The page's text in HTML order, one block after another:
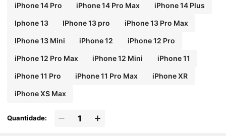
iPhone 14 Pro iPhone 14 Pro Max iPhone 14 Plus
Iphone 13 IPhone 13 pro iPhone 13 Pro Max
IPhone 13 Mini iPhone 12 iPhone 12 Pro
iPhone 12 Pro Max iPhone 12 Mini iPhone 11
iPhone 11 Pro iPhone 11 Pro Max iPhone XR
iPhone XS Max
Quantidade: